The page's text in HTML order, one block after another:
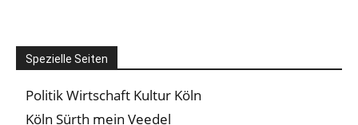
Spezielle Seiten
Politik Wirtschaft Kultur Köln
Köln Sürth mein Veedel